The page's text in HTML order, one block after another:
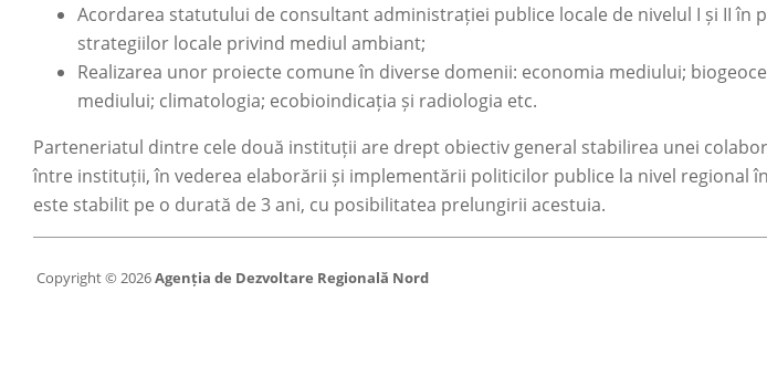
Acordarea statutului de consultant administrației publice locale de nivelul I și II în
strategiilor locale privind mediul ambiant;
Realizarea unor proiecte comune în diverse domenii: economia mediului;
mediului; climatologia; ecobioindicația și radiologia etc.
Parteneriatul dintre cele două instituții are drept obiectiv general stabilirea unei
între instituții, în vederea elaborării și implementării politicilor publice la nivel regional
este stabilit pe o durată de 3 ani, cu posibilitatea prelungirii acestuia.
Copyright © 2026Agenția de Dezvoltare Regională Nord